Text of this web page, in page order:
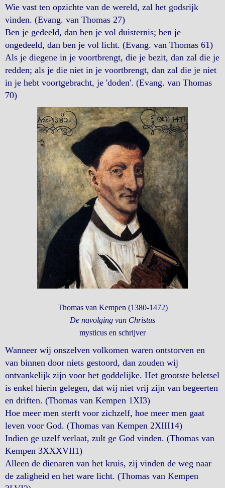
Wie vast ten opzichte van de wereld, zal het godsrijk
vinden. (Evang. van Thomas 27)
Ben je gedeeld, dan ben je vol duisternis; ben je
ongedeeld, dan ben je vol licht. (Evang. van Thomas 61)
Als je diegene in je voortbrengt, die je bezit, dan zal die je
redden; als je die niet in je voortbrengt, dan zal die je niet
in je hebt voortgebracht, je 'doden'. (Evang. van Thomas
70)
Thomas van Kempen (1380-1472)
De navolging van Christus
mysticus en schrijver
Wanneer wij onszelven volkomen waren ontstorven en
van binnen door niets gestoord, dan zouden wij
ontvankelijk zijn voor het goddelijke. Het grootste beletsel
is enkel hierin gelegen, dat wij niet vrij zijn van begeerten
en driften. (Thomas van Kempen 1XI3)
Hoe meer men sterft voor zichzelf, hoe meer men gaat
leven voor God. (Thomas van Kempen 2XIII14)
Indien ge uzelf verlaat, zult ge God vinden. (Thomas van
Kempen 3XXXVII1)
Alleen de dienaren van het kruis, zij vinden de weg naar
de zaligheid en het ware licht. (Thomas van Kempen